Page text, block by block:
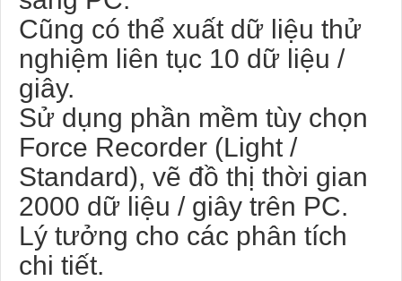
Cũng có thể xuất dữ liệu thử
nghiệm liên tục 10 dữ liệu /
giây.
Sử dụng phần mềm tùy chọn
Force Recorder (Light /
Standard), vẽ đồ thị thời gian
2000 dữ liệu / giây trên PC.
Lý tưởng cho các phân tích
chi tiết.